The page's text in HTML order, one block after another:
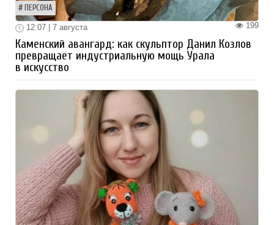
ПЕРСОНА
199
12:07 | 7 августа
Каменский авангард: как скульптор Данил Козлов
превращает индустриальную мощь Урала
в искусство